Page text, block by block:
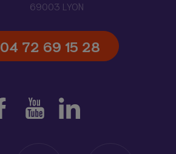
69003 LYON
04 72 69 15 28